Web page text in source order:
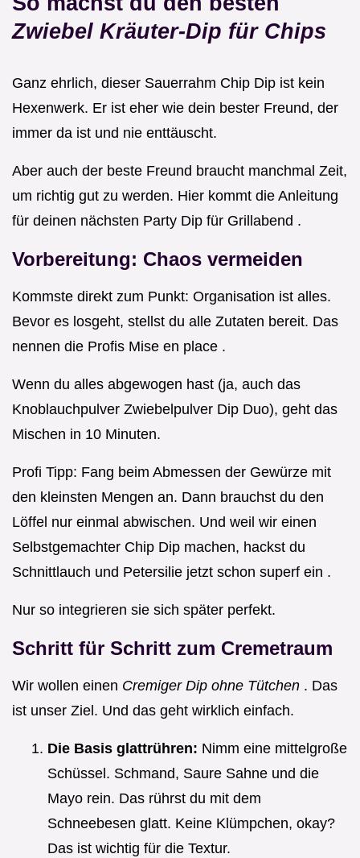
Zwiebel Kräuter-Dip für Chips
Ganz ehrlich, dieser Sauerrahm Chip Dip ist kein
Hexenwerk. Er ist eher wie dein bester Freund, der
immer da ist und nie enttäuscht.
Aber auch der beste Freund braucht manchmal Zeit,
um richtig gut zu werden. Hier kommt die Anleitung
für deinen nächsten Party Dip für Grillabend .
Vorbereitung: Chaos vermeiden
Kommste direkt zum Punkt: Organisation ist alles.
Bevor es losgeht, stellst du alle Zutaten bereit. Das
nennen die Profis Mise en place .
Wenn du alles abgewogen hast (ja, auch das
Knoblauchpulver Zwiebelpulver Dip Duo), geht das
Mischen in 10 Minuten.
Profi Tipp: Fang beim Abmessen der Gewürze mit
den kleinsten Mengen an. Dann brauchst du den
Löffel nur einmal abwischen. Und weil wir einen
Selbstgemachter Chip Dip machen, hackst du
Schnittlauch und Petersilie jetzt schon superf ein .
Nur so integrieren sie sich später perfekt.
Schritt für Schritt zum Cremetraum
Wir wollen einen Cremiger Dip ohne Tütchen . Das
ist unser Ziel. Und das geht wirklich einfach.
Die Basis glattrühren: Nimm eine mittelgroße
Schüssel. Schmand, Saure Sahne und die
Mayo rein. Das rührst du mit dem
Schneebesen glatt. Keine Klümpchen, okay?
Das ist wichtig für die Textur.